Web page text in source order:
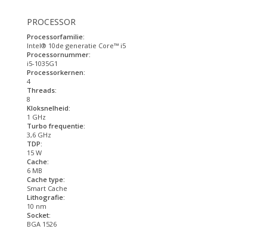
PROCESSOR
Processorfamilie:
Intel® 10de generatie Core™ i5
Processornummer:
i5-1035G1
Processorkernen:
4
Threads:
8
Kloksnelheid:
1 GHz
Turbo frequentie:
3,6 GHz
TDP:
15 W
Cache:
6 MB
Cache type:
Smart Cache
Lithografie:
10 nm
Socket:
BGA 1526